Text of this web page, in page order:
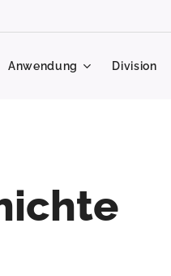
Anwendung Division